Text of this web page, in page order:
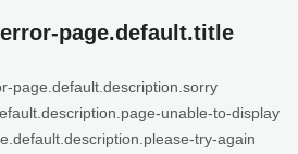
page.default.title
page.default.description.sorry
unable-to-display
try-again